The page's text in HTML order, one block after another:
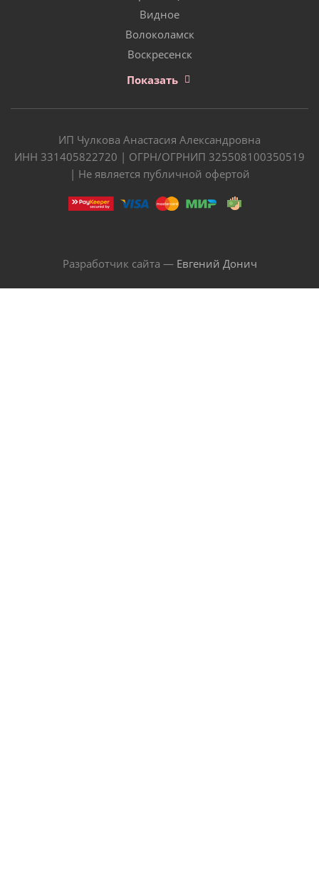
Видное
Волоколамск
Воскресенск
Показать
ИП Чулкова Анастасия Александровна
ИНН 331405822720 | ОГРН/ОГРНИП 325508100350519
| Не является публичной офертой
Разработчик сайта — Евгений Донич